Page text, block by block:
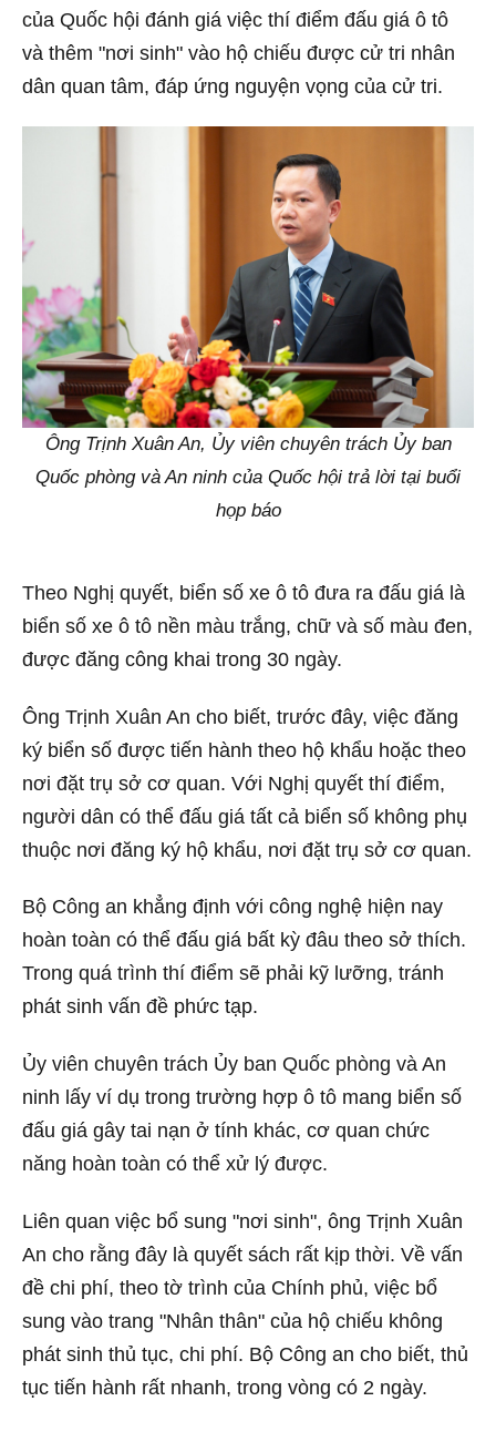
của Quốc hội đánh giá việc thí điểm đấu giá ô tô
và thêm "nơi sinh" vào hộ chiếu được cử tri nhân
dân quan tâm, đáp ứng nguyện vọng của cử tri.
Ông Trịnh Xuân An, Ủy viên chuyên trách Ủy ban
Quốc phòng và An ninh của Quốc hội trả lời tại buổi
họp báo
Theo Nghị quyết, biển số xe ô tô đưa ra đấu giá là
biển số xe ô tô nền màu trắng, chữ và số màu đen,
được đăng công khai trong 30 ngày.
Ông Trịnh Xuân An cho biết, trước đây, việc đăng
ký biển số được tiến hành theo hộ khẩu hoặc theo
nơi đặt trụ sở cơ quan. Với Nghị quyết thí điểm,
người dân có thể đấu giá tất cả biển số không phụ
thuộc nơi đăng ký hộ khẩu, nơi đặt trụ sở cơ quan.
Bộ Công an khẳng định với công nghệ hiện nay
hoàn toàn có thể đấu giá bất kỳ đâu theo sở thích.
Trong quá trình thí điểm sẽ phải kỹ lưỡng, tránh
phát sinh vấn đề phức tạp.
Ủy viên chuyên trách Ủy ban Quốc phòng và An
ninh lấy ví dụ trong trường hợp ô tô mang biển số
đấu giá gây tai nạn ở tính khác, cơ quan chức
năng hoàn toàn có thể xử lý được.
Liên quan việc bổ sung "nơi sinh", ông Trịnh Xuân
An cho rằng đây là quyết sách rất kịp thời. Về vấn
đề chi phí, theo tờ trình của Chính phủ, việc bổ
sung vào trang "Nhân thân" của hộ chiếu không
phát sinh thủ tục, chi phí. Bộ Công an cho biết, thủ
tục tiến hành rất nhanh, trong vòng có 2 ngày.